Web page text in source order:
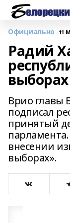
Официально 11
Радий
выборах
Врио главы
подписал
принятый
внесении
выборах».